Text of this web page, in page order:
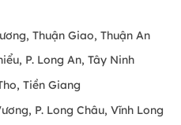
Bộ Sưu Tập
– Màu sắc nhẹ nhàng,
– Trang nhã, dễ tặng
Thuận Giao, Thuận An
P. Long An, Tây Ninh
Tiền Giang
P. Long Châu, Vĩnh Long